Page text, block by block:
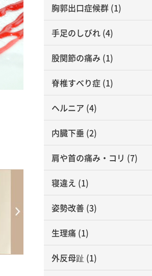
胸郭出口症候群 (1)
手足のしびれ (4)
股関節の痛み (1)
脊椎すべり症 (1)
ヘルニア (4)
内臓下垂 (2)
肩や首の痛み・コリ (7)
寝違え (1)
姿勢改善 (3)
生理痛 (1)
外反母趾 (1)